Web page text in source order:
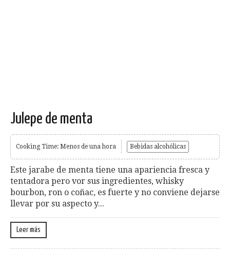
Julepe de menta
Cooking Time: Menos de una hora Bebidas alcohólicas
Este jarabe de menta tiene una apariencia fresca y
tentadora pero vor sus ingredientes, whisky
bourbon, ron o coñac, es fuerte y no conviene dejarse
llevar por su aspecto y...
Leer más